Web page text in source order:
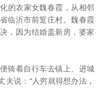
农家女魏春霞，从相邻
临沂市前踅庄村。魏春霞
，因为结婚盖新房，婆家
着自行车去镇上、进城
说：“人穷就得想办法，